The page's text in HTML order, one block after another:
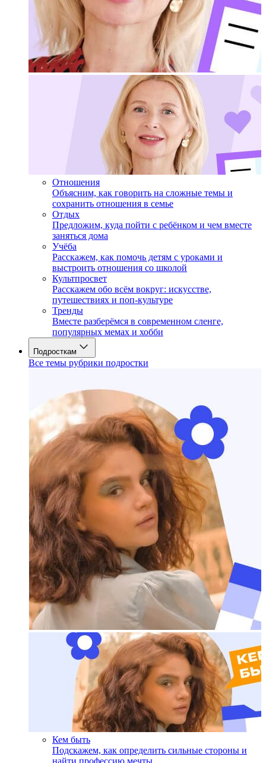
Отношения
Объясним, как говорить на сложные темы и
сохранить отношения в семье
Отдых
Предложим, куда пойти с ребёнком и чем вместе
заняться дома
Учёба
Расскажем, как помочь детям с уроками и
выстроить отношения со школой
Культпросвет
Расскажем обо всём вокруг: искусстве,
путешествиях и поп-культуре
Тренды
Вместе разберёмся в современном сленге,
популярных мемах и хобби
Подросткам
Все темы рубрики подростки
Кем быть
Подскажем, как определить сильные стороны и
найти профессию мечты